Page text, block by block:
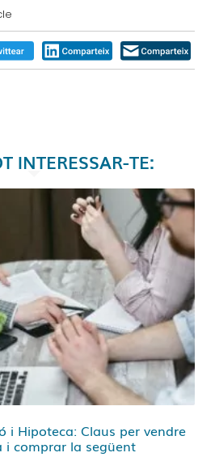
INTERESSAR-TE:
i Hipoteca: Claus per vendre
i comprar la següent